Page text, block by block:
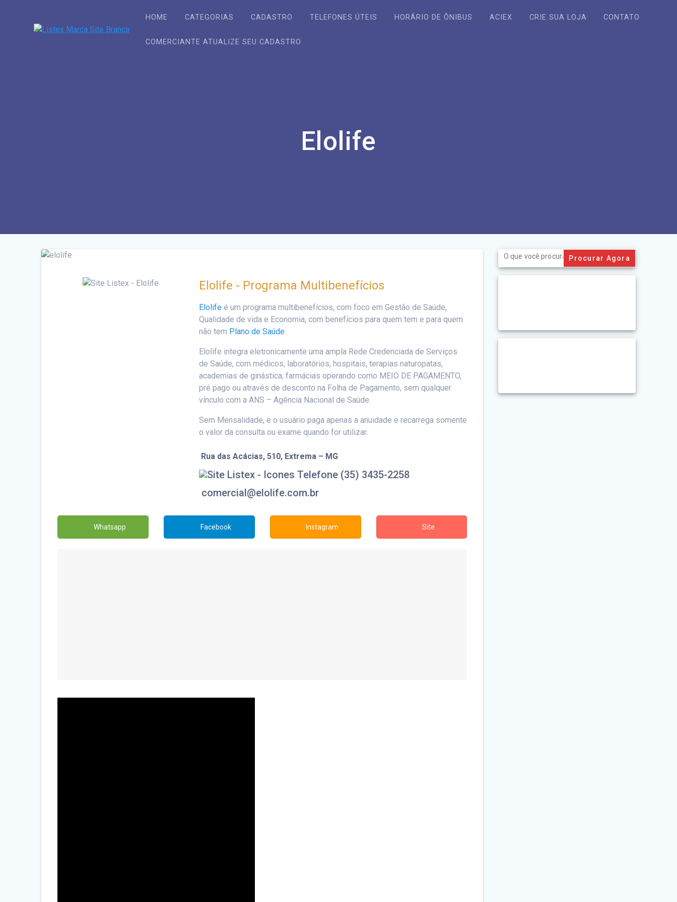
HOME CATEGORIAS CADASTRO TELEFONES ÚTEIS HORÁRIO DE ÔNIBUS ACIEX CRIE SUA LOJA CONTATO
COMERCIANTE ATUALIZE SEU CADASTRO
Elolife
Elolife - Programa Multibenefícios
Elolife é um programa multibenefícios, com foco em Gestão de Saúde,
Qualidade de vida e Economia, com benefícios para quem tem e para quem
não tem Plano de Saúde
Elolife integra eletronicamente uma ampla Rede Credenciada de Serviços
de Saúde, com médicos, laboratórios, hospitais, terapias naturopatas,
academias de ginástica, farmácias operando como MEIO DE PAGAMENTO,
pré pago ou através de desconto na Folha de Pagamento, sem qualquer
vínculo com a ANS – Agência Nacional de Saúde.
Sem Mensalidade, e o usuário paga apenas a anuidade e recarrega somente
o valor da consulta ou exame quando for utilizar.
Rua das Acácias, 510, Extrema – MG
(35) 3435-2258
comercial@elolife.com.br
Whatsapp Facebook Instagram Site
Search
for: